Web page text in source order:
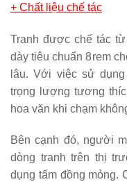
+ Chất liệu chế tác
Tranh được chế tác
dày tiêu chuẩn 8rem
lâu. Với việc sử
trọng lượng tương
hoa văn khi chạm
Bên cạnh đó, người
dòng tranh trên thị
dụng tấm đồng mỏng.